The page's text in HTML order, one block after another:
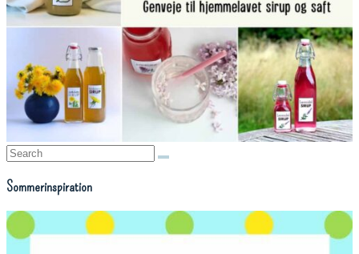
Search:
Sommerinspiration